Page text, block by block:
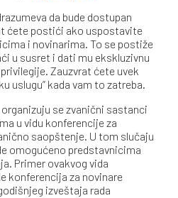
da bude dostupan
ćete postići ako uspostavite
i novinarima. To se postiže
u susret i dati mu ekskluzivnu
Zauzvrat ćete uvek
uslugu” kada vam to zatreba.
se zvanični sastanci
u vidu konferencije za
saopštenje. U tom slučaju
omogućeno predstavnicima
Primer ovakvog vida
konferencija za novinare
izveštaja rada